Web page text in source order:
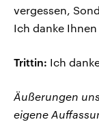
vergessen,
Ich danke
Trittin: Ich
Äußerungen
eigene